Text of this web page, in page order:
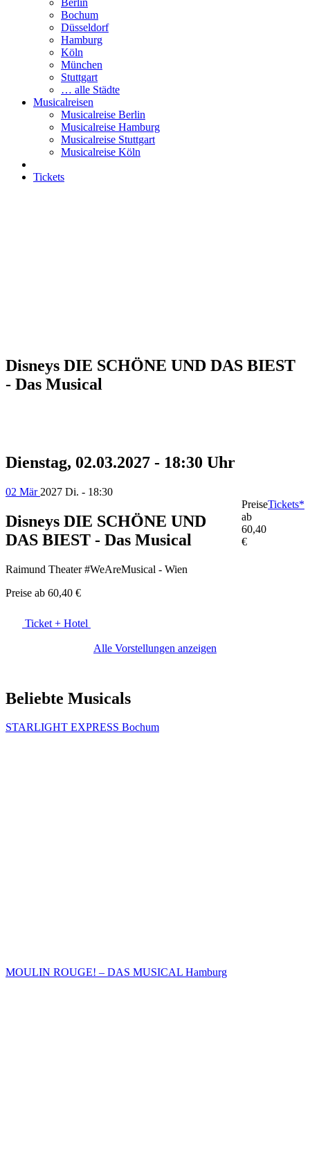
Berlin
Bochum
Düsseldorf
Hamburg
Köln
München
Stuttgart
… alle Städte
Musicalreisen
Musicalreise Berlin
Musicalreise Hamburg
Musicalreise Stuttgart
Musicalreise Köln
Tickets
Disneys DIE SCHÖNE UND DAS BIEST
- Das Musical
Dienstag, 02.03.2027 - 18:30 Uhr
02 Mär 2027 Di. - 18:30
Disneys DIE SCHÖNE UND
DAS BIEST - Das Musical
Raimund Theater #WeAreMusical - Wien
Preise ab 60,40 €
Preise
ab
60,40
€
Tickets*
Ticket + Hotel
Alle Vorstellungen anzeigen
Beliebte Musicals
STARLIGHT EXPRESS Bochum
MOULIN ROUGE! – DAS MUSICAL Hamburg